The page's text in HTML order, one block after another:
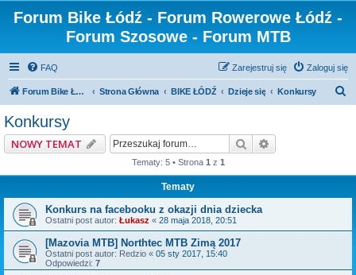
Forum Bike Łódź - Forum Rowerowe Łódź -
Forum Szosowe - Forum MTB
FAQ Zaloguj się
Zarejestruj się
Forum Bike Łódź - Forum Rowerowe Łódź - Forum Szosowe - Forum MTB Strona Główna BIKE ŁÓDŹ Dzieje się Konkursy
Konkursy
NOWY TEMAT Szukaj
Tematy: 5 • Strona 1 z 1
Tematy
Konkurs na facebooku z okazji dnia dziecka
Ostatni post autor: Łukasz « 28 maja 2018, 20:51
[Mazovia MTB] Northtec MTB Zimą 2017
Ostatni post autor: Redzio « 05 sty 2017, 15:40
Odpowiedzi: 7